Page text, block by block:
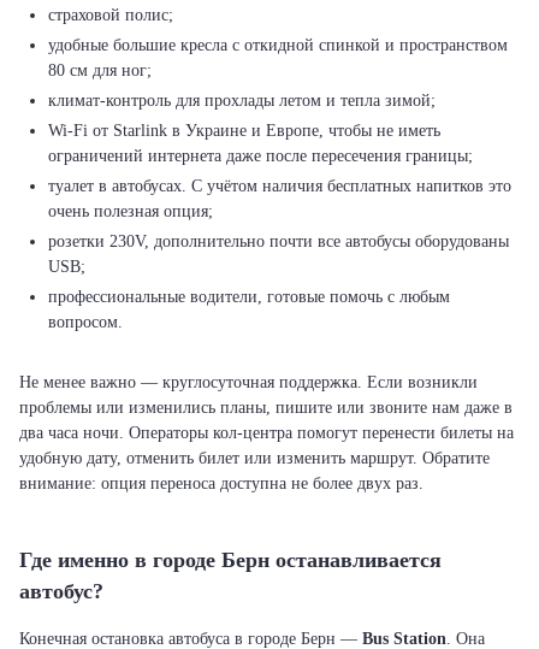
страховой полис;
удобные большие кресла с откидной спинкой и пространством
80 см для ног;
климат-контроль для прохлады летом и тепла зимой;
Wi-Fi от Starlink в Украине и Европе, чтобы не иметь
ограничений интернета даже после пересечения границы;
туалет в автобусах. С учётом наличия бесплатных напитков это
очень полезная опция;
розетки 230V, дополнительно почти все автобусы оборудованы
USB;
профессиональные водители, готовые помочь с любым
вопросом.
Не менее важно — круглосуточная поддержка. Если возникли
проблемы или изменились планы, пишите или звоните нам даже в
два часа ночи. Операторы кол-центра помогут перенести билеты на
удобную дату, отменить билет или изменить маршрут. Обратите
внимание: опция переноса доступна не более двух раз.
Где именно в городе Берн останавливается
автобус?
Конечная остановка автобуса в городе Берн — Bus Station. Она